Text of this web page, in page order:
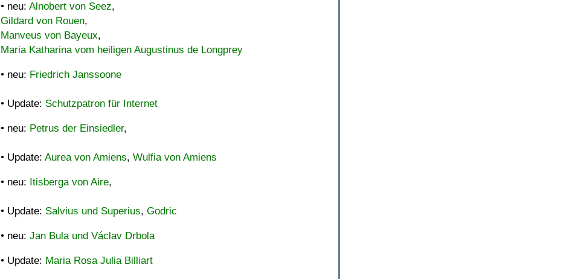
• neu: Alnobert von Seez,
Gildard von Rouen,
Manveus von Bayeux,
Maria Katharina vom heiligen Augustinus de Longprey
• neu: Friedrich Janssoone
• Update: Schutzpatron für Internet
• neu: Petrus der Einsiedler,
• Update: Aurea von Amiens, Wulfia von Amiens
• neu: Itisberga von Aire,
• Update: Salvius und Superius, Godric
• neu: Jan Bula und Václav Drbola
• Update: Maria Rosa Julia Billiart